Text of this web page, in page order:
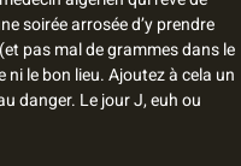
soirée arrosée d’y prendre
pas mal de grammes dans le
ni le bon lieu. Ajoutez à cela un
danger. Le jour J, euh ou